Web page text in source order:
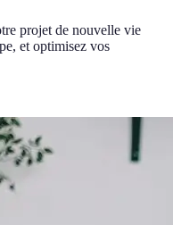
projet de nouvelle vie
et optimisez vos